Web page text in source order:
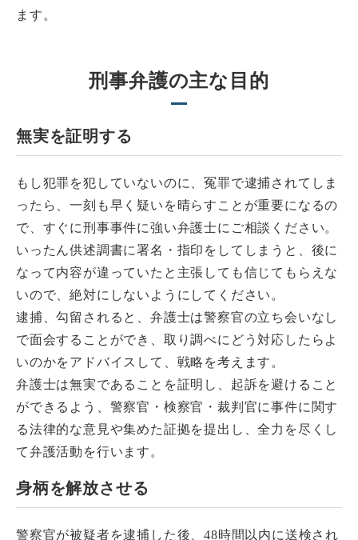
ます。
刑事弁護の主な目的
無実を証明する
もし犯罪を犯していないのに、冤罪で逮捕されてしま
ったら、一刻も早く疑いを晴らすことが重要になるの
で、すぐに刑事事件に強い弁護士にご相談ください。
いったん供述調書に署名・指印をしてしまうと、後に
なって内容が違っていたと主張しても信じてもらえな
いので、絶対にしないようにしてください。
逮捕、勾留されると、弁護士は警察官の立ち会いなし
で面会することができ、取り調べにどう対応したらよ
いのかをアドバイスして、戦略を考えます。
弁護士は無実であることを証明し、起訴を避けること
ができるよう、警察官・検察官・裁判官に事件に関す
る法律的な意見や集めた証拠を提出し、全力を尽くし
て弁護活動を行います。
身柄を解放させる
警察官が被疑者を逮捕した後、48時間以内に送検され